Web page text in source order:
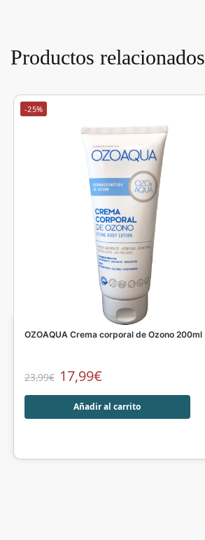
Productos relacionados
-25%
OZOAQUA Crema corporal de Ozono 200ml
23,99€ 17,99€
Añadir al carrito